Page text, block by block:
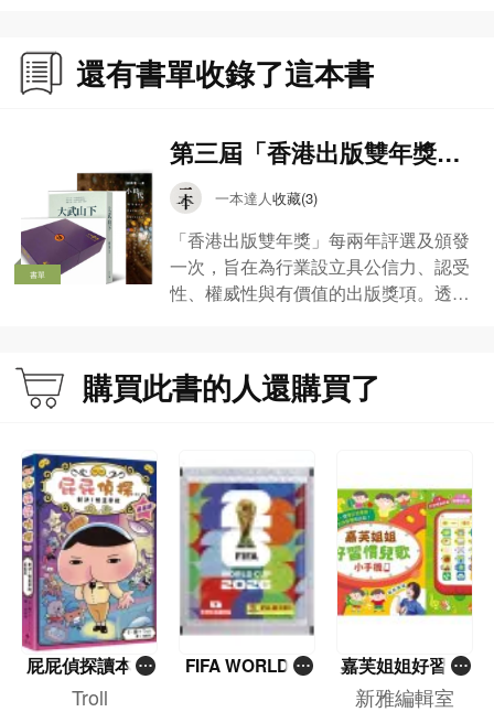
還有書單收錄了這本書
書單
第三屆「香港出版雙年獎」
文學及小說類得獎名單
一本達人收藏(3)
「香港出版雙年獎」每兩年評選及頒發
一次，旨在為行業設立具公信力、認受
性、權威性與有價值的出版獎項。透過
卓越的香港出版物和作者、出版團隊給
予肯定和表彰，藉以提升出版水平。
購買此書的人還購買了
屁屁偵探讀本(1
3)－－對決！怪
Troll
FIFA WORLD C
嘉芙姐姐好習慣
兒歌小手機
新雅編輯室